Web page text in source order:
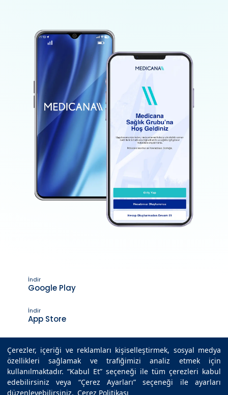
Çerezler, içeriği ve reklamları kişiselleştirmek, sosyal medya
özellikleri sağlamak ve trafiğimizi analiz etmek için
kullanılmaktadır. “Kabul Et” seçeneği ile tüm çerezleri kabul
edebilirsiniz veya “Çerez Ayarları” seçeneği ile ayarları
düzenleyebilirsiniz. Çerez Politikası
İndir
Google Play
İndir
App Store
Son Güncelleme Tarihi : 27.12.2021 12:07